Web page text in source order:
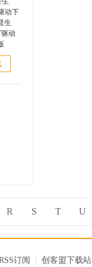
普
R S T U
订阅 创客盟下载站